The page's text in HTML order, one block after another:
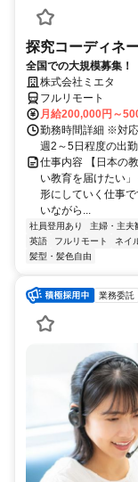
探究コーディネ
全国での大規模募集！
株式会社ミエタ
フルリモート
月給200,000円～
勤務時間詳細 ※対
週2～5日程度の出勤
仕事内容 【日本の
い教育を届けたい
形にしていく仕事
いながら...
社員登用あり 主婦・主夫
英語
フルリモート ネイ
髪型・髪色自由
業務委託